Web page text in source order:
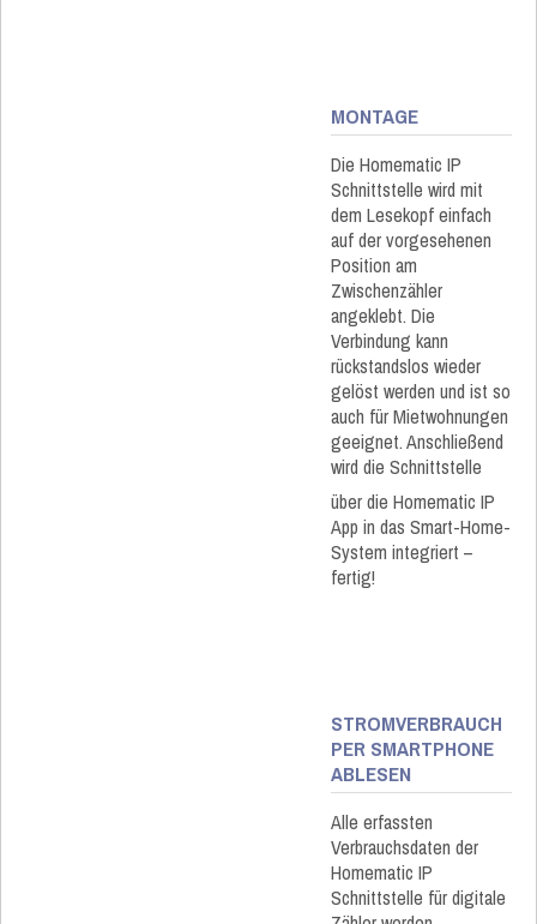
MONTAGE
Die Homematic IP
Schnittstelle wird mit
dem Lesekopf einfach
auf der vorgesehenen
Position am
Zwischenzähler
angeklebt. Die
Verbindung kann
rückstandslos wieder
gelöst werden und ist so
auch für Mietwohnungen
geeignet. Anschließend
wird die Schnittstelle
über die Homematic IP
App in das Smart-Home-
System integriert –
fertig!
STROMVERBRAUCH
PER SMARTPHONE
ABLESEN
Alle erfassten
Verbrauchsdaten der
Homematic IP
Schnittstelle für digitale